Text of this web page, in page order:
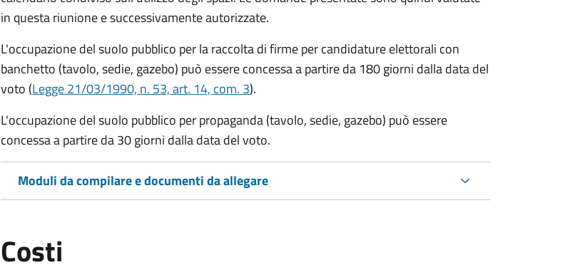
in questa riunione e successivamente autorizzate.
L'occupazione del suolo pubblico per la raccolta di firme per candidature elettorali con
banchetto (tavolo, sedie, gazebo) può essere concessa a partire da 180 giorni dalla data del
voto (Legge 21/03/1990, n. 53, art. 14, com. 3).
L'occupazione del suolo pubblico per propaganda (tavolo, sedie, gazebo) può essere
concessa a partire da 30 giorni dalla data del voto.
Moduli da compilare e documenti da allegare
Costi